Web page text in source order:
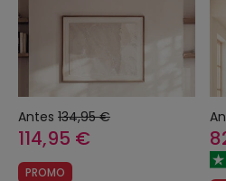
Antes 134,95 €
114,95 €
PROMO